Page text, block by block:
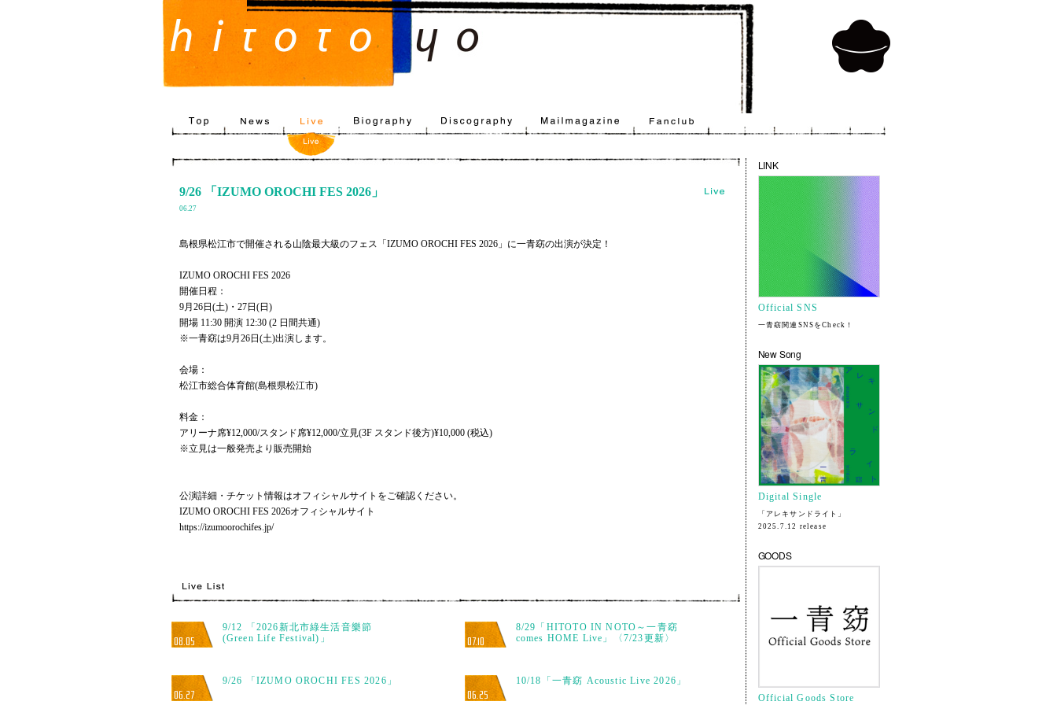
9/26 「IZUMO OROCHI FES 2026」
06.27
島根県松江市で開催される山陰最大級のフェス「IZUMO OROCHI FES 2026」に一青窈の出演が決定！
IZUMO OROCHI FES 2026
開催日程：
9月26日(土)・27日(日)
開場 11:30 開演 12:30 (2 日間共通)
※一青窈は9月26日(土)出演します。
会場：
松江市総合体育館(島根県松江市)
料金：
アリーナ席¥12,000/スタンド席¥12,000/立見(3F スタンド後方)¥10,000 (税込)
※立見は一般発売より販売開始
公演詳細・チケット情報はオフィシャルサイトをご確認ください。
IZUMO OROCHI FES 2026オフィシャルサイト
https://izumoorochifes.jp/
08.05
9/12 「2026新北市綠生活音樂節
(Green Life Festival)」
07.10
8/29「HITOTO IN NOTO～一青窈
comes HOME Live」〈7/23更新〉
06.27
9/26 「IZUMO OROCHI FES 2026」
06.25
10/18「一青窈 Acoustic Live 2026」
LINK
Official SNS
一青窈関連SNSをCheck！
New Song
Digital Single
「アレキサンドライト」
2025.7.12 release
GOODS
Official Goods Store